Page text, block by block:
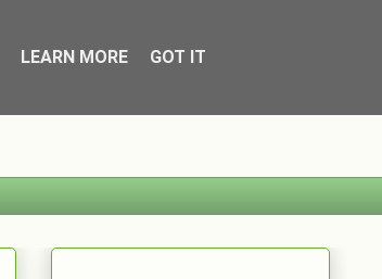
LEARN MORE GOT IT